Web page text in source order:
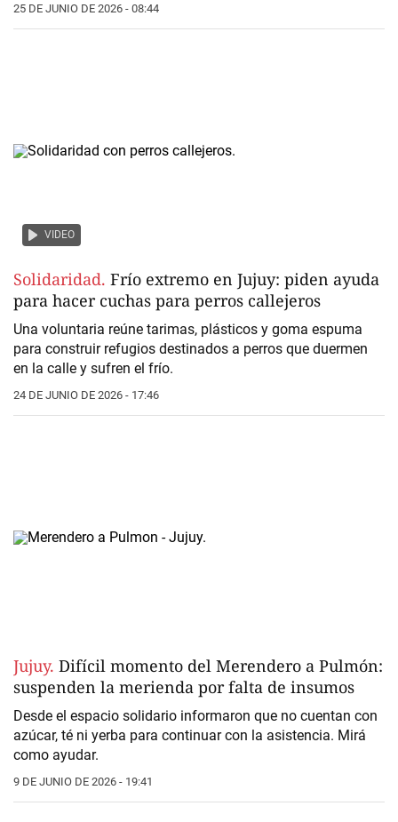
25 DE JUNIO DE 2026 - 08:44
VIDEO
Solidaridad. Frío extremo en Jujuy: piden ayuda
para hacer cuchas para perros callejeros
Una voluntaria reúne tarimas, plásticos y goma espuma
para construir refugios destinados a perros que duermen
en la calle y sufren el frío.
24 DE JUNIO DE 2026 - 17:46
Jujuy. Difícil momento del Merendero a Pulmón:
suspenden la merienda por falta de insumos
Desde el espacio solidario informaron que no cuentan con
azúcar, té ni yerba para continuar con la asistencia. Mirá
como ayudar.
9 DE JUNIO DE 2026 - 19:41